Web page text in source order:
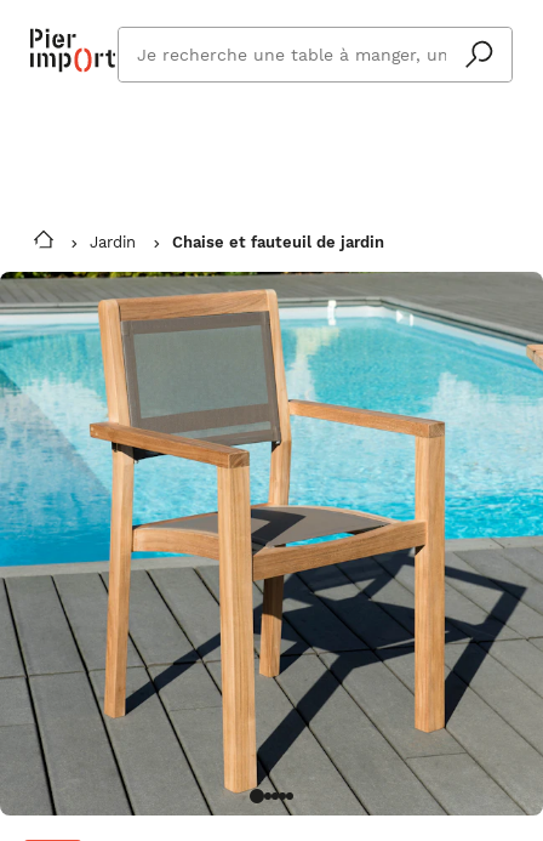
Vous êtes absent ? Pier Import s'adapte
et vous livre à votre retour.
En savoir plus
cherchez
vous ?
Jardin Chaise et fauteuil de jardin